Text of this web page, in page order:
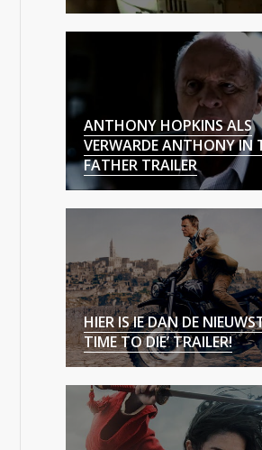
ANTHONY HOPKINS ALS
VERWARDE ANTHONY IN
FATHER TRAILER
HIER IS IE DAN DE
TIME TO DIE’ TRAILER!